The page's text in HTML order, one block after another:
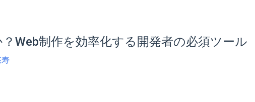
Web制作を効率化する開発者の必須ツール